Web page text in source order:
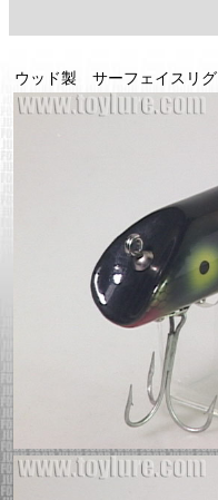
ウッド製 サーフェイスリグ